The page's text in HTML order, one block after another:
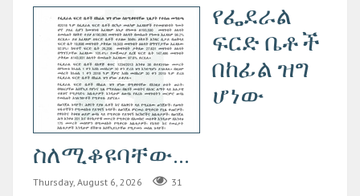
የፌደራል
ፍርድ ቤቶች
በከፊል ዝግ
ሆነው
ስለሚቆዩባቸው...
Thursday, August 6, 2026 31